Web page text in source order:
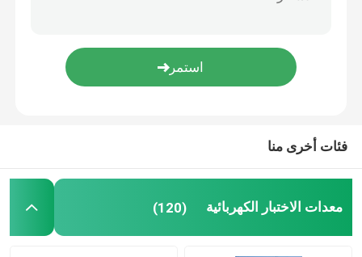
معدات الاختبار عالية الجهد
ZJA China Oil Purifier لتنقية زيت المحولات
فئات أخرى منا
معدات الاختبار الكهربائية (120)